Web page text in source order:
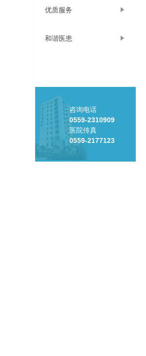
优质服务
和谐医患
咨询电话
0559-2310909
医院传真
0559-2177123